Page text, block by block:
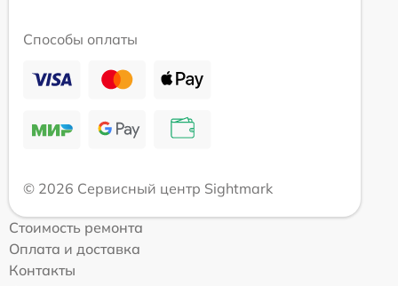
Способы оплаты
© 2026 Сервисный центр Sightmark
Стоимость ремонта
Оплата и доставка
Контакты